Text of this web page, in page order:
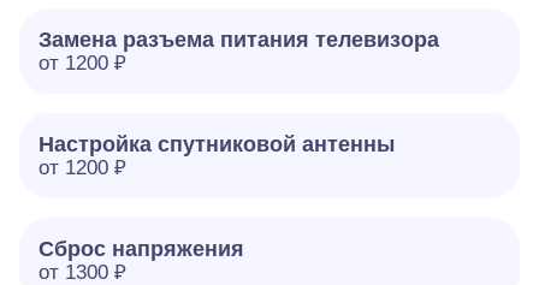
Замена разъема питания телевизора
от 1200 ₽
Настройка спутниковой антенны
от 1200 ₽
Сброс напряжения
от 1300 ₽